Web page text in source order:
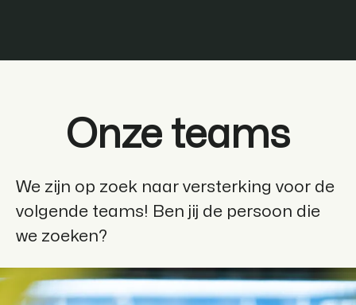
Onze teams
We zijn op zoek naar versterking voor de
volgende teams! Ben jij de persoon die
we zoeken?